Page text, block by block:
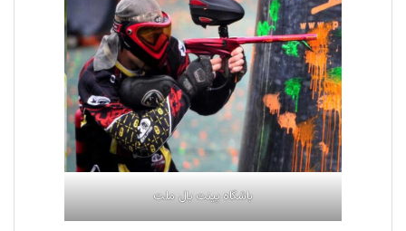
باشگاه پینت بال ملت